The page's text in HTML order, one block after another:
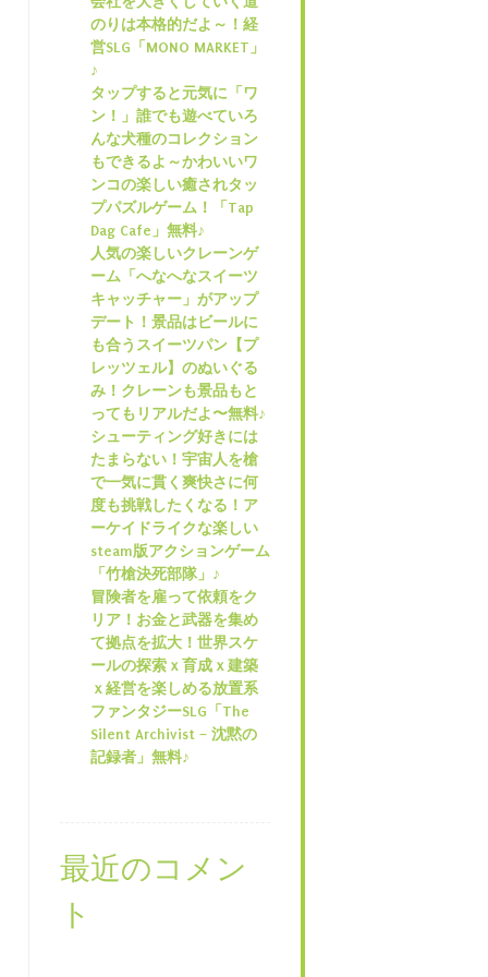
のりは本格的だよ～！経
営SLG「MONO MARKET」
♪
タップすると元気に「ワ
ン！」誰でも遊べていろ
んな犬種のコレクション
もできるよ～かわいいワ
ンコの楽しい癒されタッ
プパズルゲーム！「Tap
Dag Cafe」無料♪
人気の楽しいクレーンゲ
ーム「へなへなスイーツ
キャッチャー」がアップ
デート！景品はビールに
も合うスイーツパン【プ
レッツェル】のぬいぐる
み！クレーンも景品もと
ってもリアルだよ〜無料♪
シューティング好きには
たまらない！宇宙人を槍
で一気に貫く爽快さに何
度も挑戦したくなる！ア
ーケイドライクな楽しい
steam版アクションゲーム
「竹槍決死部隊」♪
冒険者を雇って依頼をク
リア！お金と武器を集め
て拠点を拡大！世界スケ
ールの探索ｘ育成ｘ建築
ｘ経営を楽しめる放置系
ファンタジーSLG「The
Silent Archivist – 沈黙の
記録者」無料♪
最近のコメン
ト